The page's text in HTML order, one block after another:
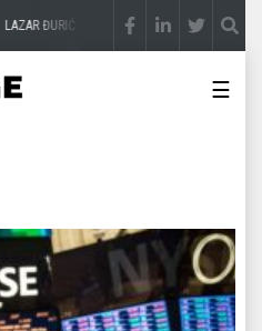
Promocija potencijal pretvara u
☰